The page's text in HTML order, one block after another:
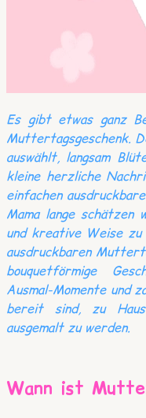
Es gibt etwas ganz
Muttertagsgeschenk.
auswählt, langsam
kleine herzliche
einfachen
Mama lange
und kreative Weise
ausdruckbaren
bouquetförmige
Ausmal-Momente und
bereit sind, zu
ausgemalt zu werden.
Wann ist